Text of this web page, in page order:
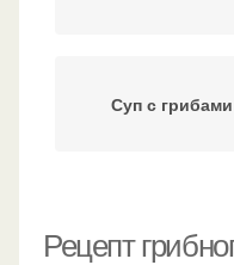
Суп с грибами
Рецепт